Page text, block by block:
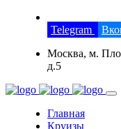
Telegram
Москва, м.
д.5
Главная
Круизы